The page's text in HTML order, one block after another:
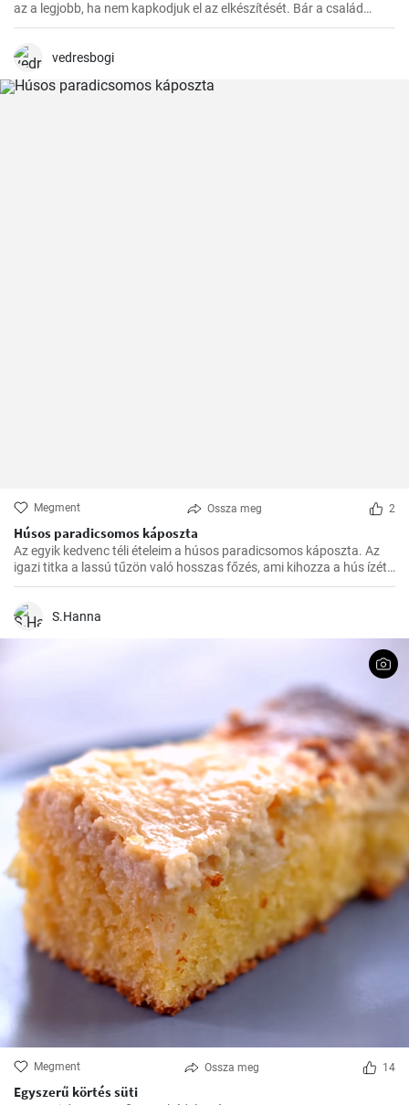
az a legjobb, ha nem kapkodjuk el az elkészítését. Bár a család
mindig türelmetlenül várja, de megéri kivárni, hogy minden réteg
végeredmény!
vedresbogi
Megment Ossza meg 2
Húsos paradicsomos káposzta
Az egyik kedvenc téli ételeim a húsos paradicsomos káposzta. Az
igazi titka a lassú tűzön való hosszas főzés, ami kihozza a hús ízét,
és egységgé kovácsolja a zöldségek és a paradicsom ízét.
finomabb lesz, ezért a hétvégi ebédekre szoktam időzíteni.
S.Hanna
Megment Ossza meg 14
Egyszerű körtés süti